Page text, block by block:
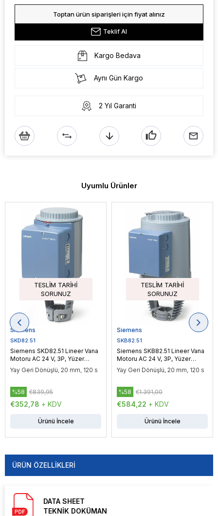
Toptan ürün siparişleri için fiyat alınız
Teklif Al
Kargo Bedava
Aynı Gün Kargo
2 Yıl Garanti
Uyumlu Ürünler
TESLIM TARIHI
SORUNUZ
Siemens
SKD82.51
Siemens SKD82.51 Lineer Vana
Motoru AC 24 V, 3P, Yüzer
Kontrol, 1000 N
Yay Geri Dönüşlü, 20 mm, 120 s
€352,78 + KDV
%58 €839,95
Ürünü İncele
TESLIM TARIHI
SORUNUZ
Siemens
SKB82.51
Siemens SKB82.51 Lineer Vana
Motoru AC 24 V, 3P, Yüzer
Kontrol, 2800 N
Yay Geri Dönüşlü, 20 mm, 120 s
€584,22 + KDV
%58 €1.391,00
Ürünü İncele
ÜRÜN ÖZELLIKLERI
DATA SHEET
TEKNİK DOKÜMAN